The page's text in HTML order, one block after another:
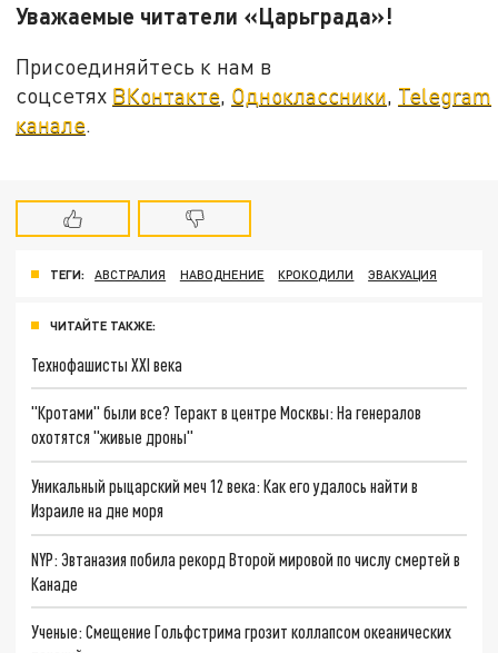
Уважаемые читатели «Царьграда»!
Присоединяйтесь к нам в
соцсетях ВКонтакте, Одноклассники, Telegram
канале.
ТЕГИ: АВСТРАЛИЯ НАВОДНЕНИЕ КРОКОДИЛИ ЭВАКУАЦИЯ
ЧИТАЙТЕ ТАКЖЕ:
Технофашисты XXI века
"Кротами" были все? Теракт в центре Москвы: На генералов
охотятся "живые дроны"
Уникальный рыцарский меч 12 века: Как его удалось найти в
Израиле на дне моря
NYP: Эвтаназия побила рекорд Второй мировой по числу смертей в
Канаде
Ученые: Смещение Гольфстрима грозит коллапсом океанических